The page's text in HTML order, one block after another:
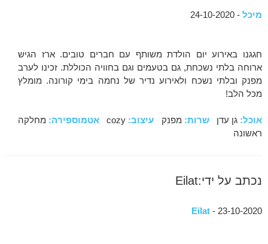
מיכל - 24-10-2020
חגגנו באירוע יום הולדת משותף עם חברים טובים. ארז הגיש
ארוחה בלתי נשכחת, גם בטעמים וגם בחוויה הכוללת. זכינו לערב
מפנק ובלתי נשכח ולאירוע נדיר של נחמה בימי קורונה. מומלץ
מכל הלב!
אוכל: גן עדןשרות: מפנק עיצוב: אטמוספירה: מחלקה
ראשונה
נכתב על ידי:Eilat
Eilat - 23-10-2020